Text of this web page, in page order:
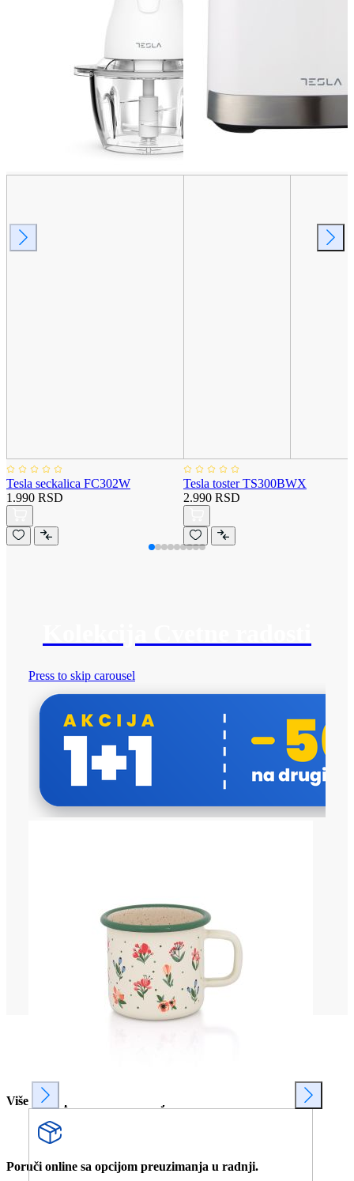
Tesla seckalica FC302W
1.990 RSD
Tesla toster TS300BWX
2.990 RSD
Press to skip carousel
Više od 80 prodavnica u Srbiji.
Poruči online sa opcijom preuzimanja u radnji.